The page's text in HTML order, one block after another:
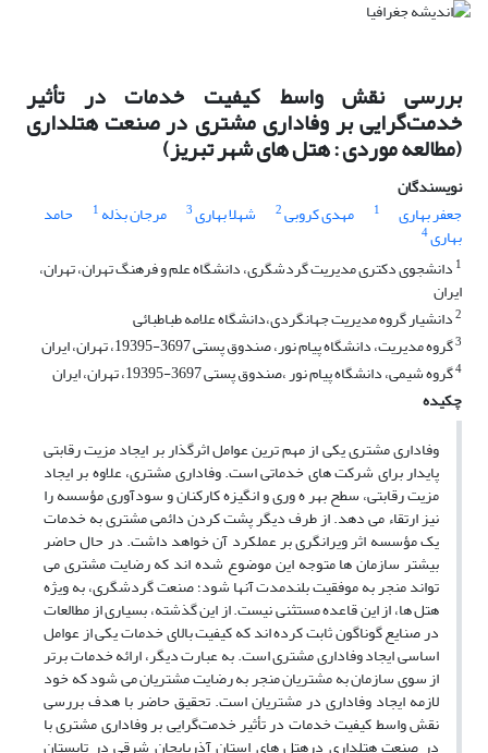
بررسی نقش واسط کیفیت خدمات در تأثیر
خدمت‌گرایی بر وفاداری مشتری در صنعت هتلداری
(مطالعه موردی : هتل های شهر تبریز)
نویسندگان
جعفر بهاری
1 مهدی کروبی2 شهلا بهاری3 مرجان بذله 1 حامد
بهاری4
1 دانشجوی دکتری مدیریت گردشگری، دانشگاه علم و فرهنگ تهران، تهران،
ایران
2دانشیار گروه مدیریت جهانگردی،دانشگاه علامه طباطبائی
3گروه مدیریت، دانشگاه پیام نور، صندوق پستی 3697-19395، تهران، ایران
4گروه شیمی، دانشگاه پیام نور ،صندوق پستی 3697-19395، تهران، ایران
چکیده
وفاداری مشتری یکی از مهم ترین عوامل اثرگذار بر ایجاد مزیت رقابتی
پایدار برای شرکت های خدماتی است. وفاداری مشتری، علاوه بر ایجاد
مزیت رقابتی، سطح بهر ه وری و انگیزه کارکنان و سودآوری مؤسسه را
نیز ارتقاء می دهد. از طرف دیگر پشت کردن دائمی مشتری به خدمات
یک مؤسسه اثر ویرانگری بر عملکرد آن خواهد داشت. در حال حاضر
بیشتر سازمان ها متوجه این موضوع شده اند که رضایت مشتری می
تواند منجر به موفقیت بلندمدت آنها شود؛ صنعت گردشگری، به ویژه
هتل ها، از این قاعده مستثنی نیست. از این گذشته، بسیاری از مطالعات
در صنایع گوناگون ثابت کرده اند که کیفیت بالای خدمات یکی از عوامل
اساسی ایجاد وفاداری مشتری است. به عبارت دیگر، ارائه خدمات برتر
از سوی سازمان به مشتریان منجر به رضایت مشتریان می شود که خود
لازمه ایجاد وفاداری در مشتریان است. تحقیق حاضر با هدف بررسی
نقش واسط کیفیت خدمات در تأثیر خدمت‌گرایی بر وفاداری مشتری با